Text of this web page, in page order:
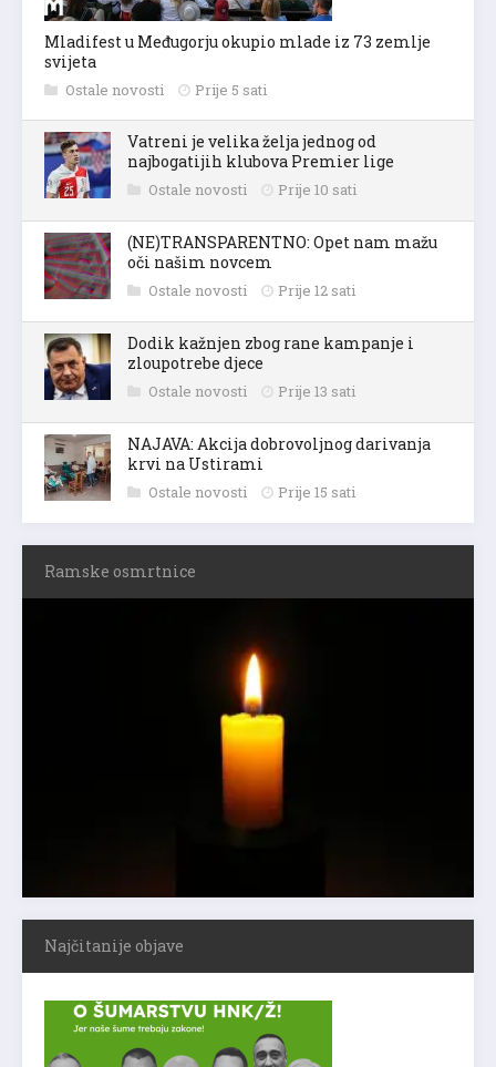
Mladifest u Međugorju okupio mlade iz 73 zemlje
svijeta
Ostale novosti Prije 5 sati
Vatreni je velika želja jednog od
najbogatijih klubova Premier lige
Ostale novosti Prije 10 sati
(NE)TRANSPARENTNO: Opet nam mažu
oči našim novcem
Ostale novosti Prije 12 sati
Dodik kažnjen zbog rane kampanje i
zloupotrebe djece
Ostale novosti Prije 13 sati
NAJAVA: Akcija dobrovoljnog darivanja
krvi na Ustirami
Ostale novosti Prije 15 sati
Ramske osmrtnice
Najčitanije objave